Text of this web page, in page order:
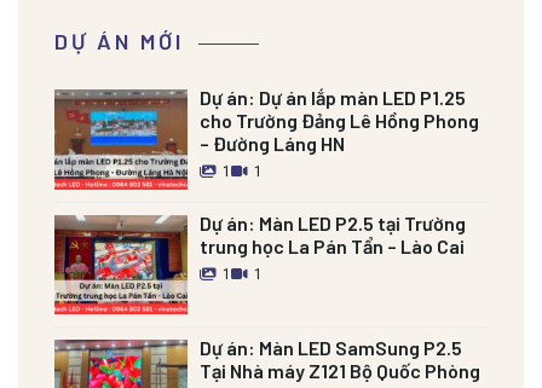
DỰ ÁN MỚI
Dự án: Dự án lắp màn LED P1.25
cho Trường Đảng Lê Hồng Phong
– Đường Láng HN
1 1
Dự án: Màn LED P2.5 tại Trường
trung học La Pán Tẩn – Lào Cai
1 1
Dự án: Màn LED SamSung P2.5
Tại Nhà máy Z121 Bộ Quốc Phòng